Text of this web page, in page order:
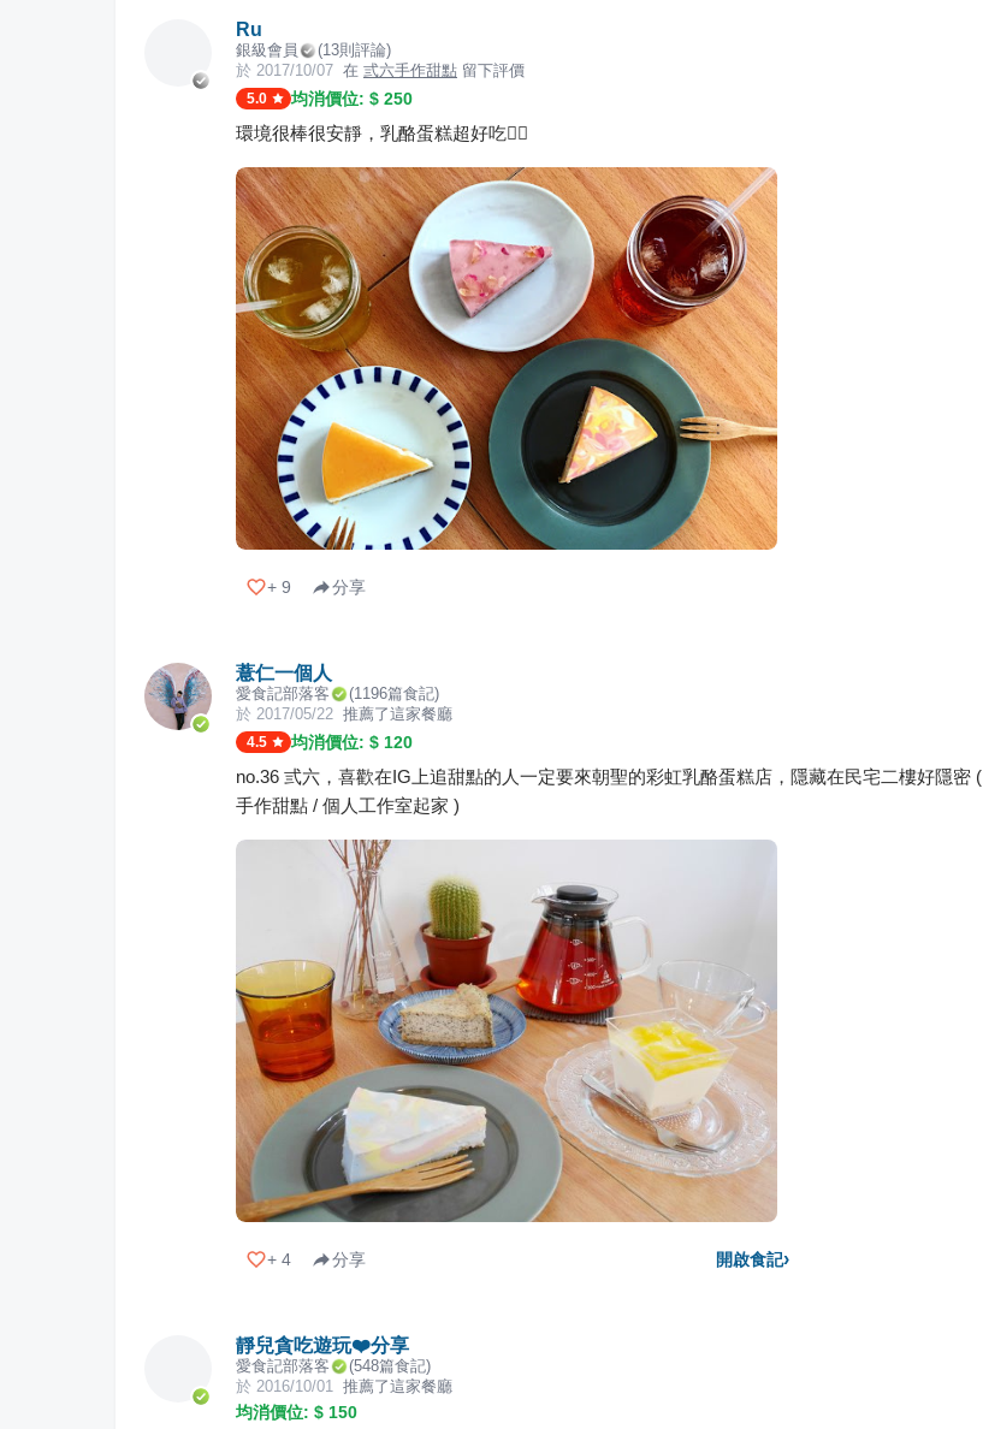
Ru
銀級會員 (13則評論)
於 2017/10/07 在 弎六手作甜點 留下評價
5.0 均消價位: $ 250
環境很棒很安靜，乳酪蛋糕超好吃👍🏻
+ 9 分享
薏仁一個人
愛食記部落客 (1196篇食記)
於 2017/05/22 推薦了這家餐廳
4.5 均消價位: $ 120
no.36 弎六，喜歡在IG上追甜點的人一定要來朝聖的彩虹乳酪蛋糕店，隱藏在民宅二樓好隱密 (
手作甜點 / 個人工作室起家 )
+ 4 分享 開啟食記›
靜兒貪吃遊玩❤️分享
愛食記部落客 (548篇食記)
於 2016/10/01 推薦了這家餐廳
均消價位: $ 150